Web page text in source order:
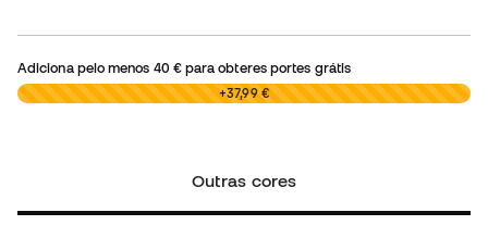
Adiciona pelo menos 40 €para obteres portes grátis
0,00 € +37,99 €
Outras cores